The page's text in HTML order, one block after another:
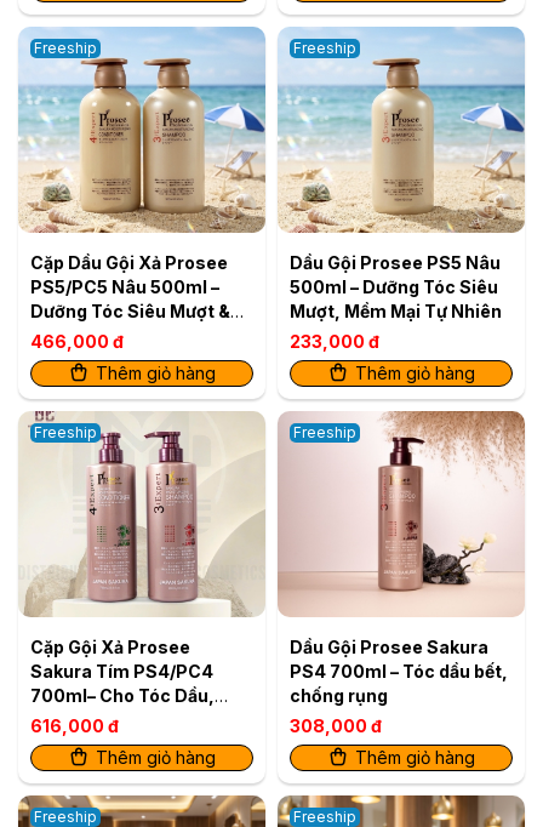
Freeship
Cặp Dầu Gội Xả Prosee
PS5/PC5 Nâu 500ml –
Dưỡng Tóc Siêu Mượt &
Bóng Khỏe
466,000 đ
Thêm giỏ hàng
Freeship
Dầu Gội Prosee PS5 Nâu
500ml – Dưỡng Tóc Siêu
Mượt, Mềm Mại Tự Nhiên
233,000 đ
Thêm giỏ hàng
Freeship
Cặp Gội Xả Prosee
Sakura Tím PS4/PC4
700ml– Cho Tóc Dầu,
Giảm Bết Dính & Chống
Rụng
616,000 đ
Thêm giỏ hàng
Freeship
Dầu Gội Prosee Sakura
PS4 700ml – Tóc dầu bết,
chống rụng
308,000 đ
Thêm giỏ hàng
Freeship Freeship